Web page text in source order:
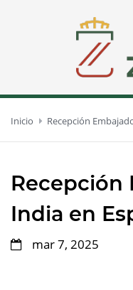
Inicio Recepción
Recepción
India en
mar 7, 2025